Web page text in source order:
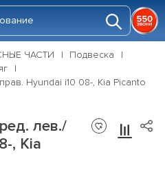
ЧАСТИ
Подвеска
Hyundai i10 08-, Kia Picanto
лев./
, Kia